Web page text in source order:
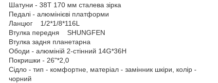
Шатуни - 38T 170 мм сталева зірка
Педалі - алюмінієві платформи
Ланцюг 1/2*1/8*116L
Втулка передня SHUNGFEN
Втулка задня планетарна
Ободи - алюміній 2-стінний 14G*36H
Покришки - 26"*2,0
Сідло - тип - комфортне, матеріал - замінник шкіри, колір -
чорний